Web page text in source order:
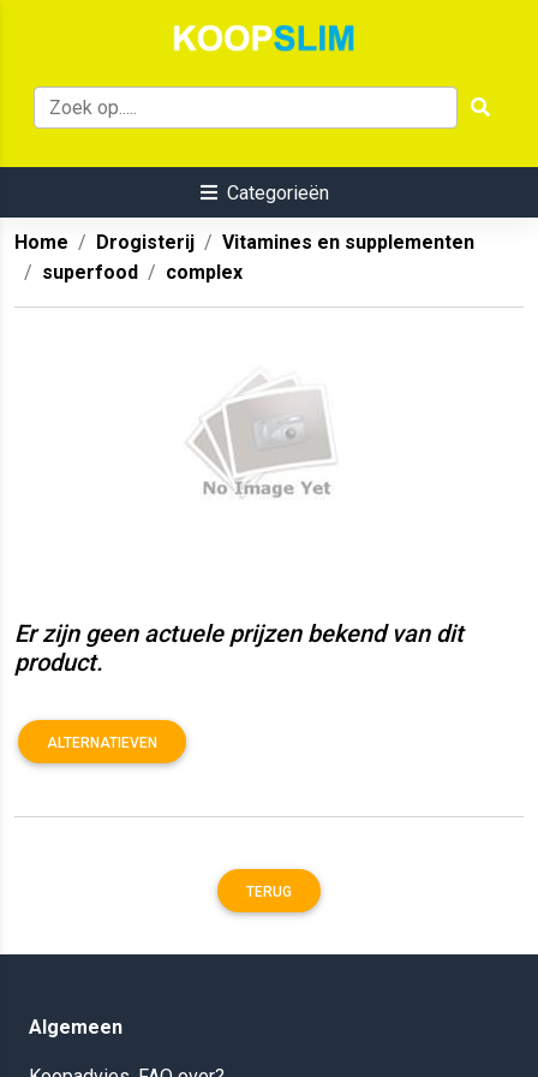
Categorieën
Home Drogisterij
Vitamines en supplementen
superfood
complex
Er zijn geen actuele prijzen bekend van dit
product.
ALTERNATIEVEN
TERUG
Algemeen